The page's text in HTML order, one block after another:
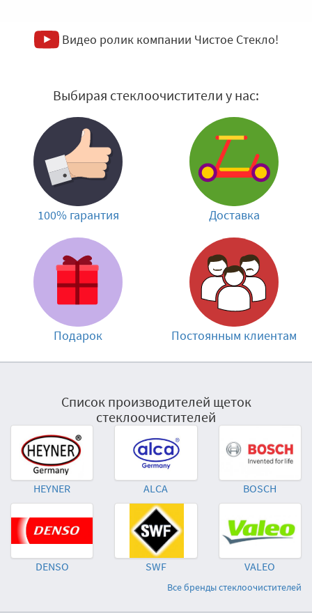
Видео ролик компании Чистое Стекло!
Выбирая стеклоочистители у нас:
100% гарантия Доставка
Подарок Постоянным клиентам
Список производителей щеток
стеклоочистителей
HEYNER ALCA BOSCH
DENSO SWF VALEO
Все бренды стеклоочистителей